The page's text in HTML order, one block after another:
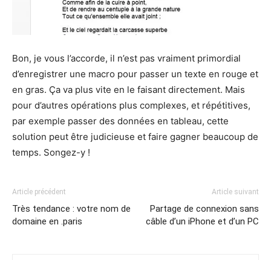
Bon, je vous l’accorde, il n’est pas vraiment primordial
d’enregistrer une macro pour passer un texte en rouge et
en gras. Ça va plus vite en le faisant directement. Mais
pour d’autres opérations plus complexes, et répétitives,
par exemple passer des données en tableau, cette
solution peut être judicieuse et faire gagner beaucoup de
temps. Songez-y !
Article précédent
Très tendance : votre nom de
domaine en .paris
Article suivant
Partage de connexion sans
câble d’un iPhone et d’un PC